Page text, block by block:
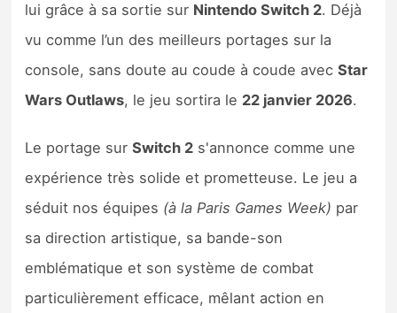
lui grâce à sa sortie sur Nintendo Switch 2. Déjà
vu comme l’un des meilleurs portages sur la
console, sans doute au coude à coude avecStar
Wars Outlaws, le jeu sortira le 22 janvier 2026.
Le portage surSwitch 2 s'annonce comme une
expérience très solide et prometteuse. Le jeu a
séduit nos équipes (à la Paris Games Week) par
sa direction artistique, sa bande-son
emblématique et son système de combat
particulièrement efficace, mêlant action en